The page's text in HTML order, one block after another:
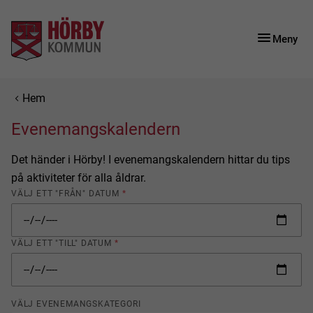
Gå till innehåll
Gå till huvudmeny
Meny
Du är här:
Hem
Evenemangskalendern
Det händer i Hörby! I evenemangskalendern hittar du tips
på aktiviteter för alla åldrar.
VÄLJ ETT "FRÅN" DATUM *
VÄLJ ETT "TILL" DATUM *
VÄLJ EVENEMANGSKATEGORI